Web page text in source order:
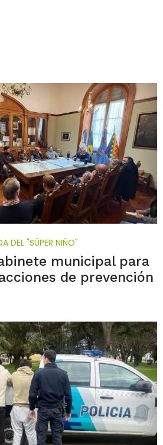
DEL "SÚPER NIÑO"
municipal para
de prevención